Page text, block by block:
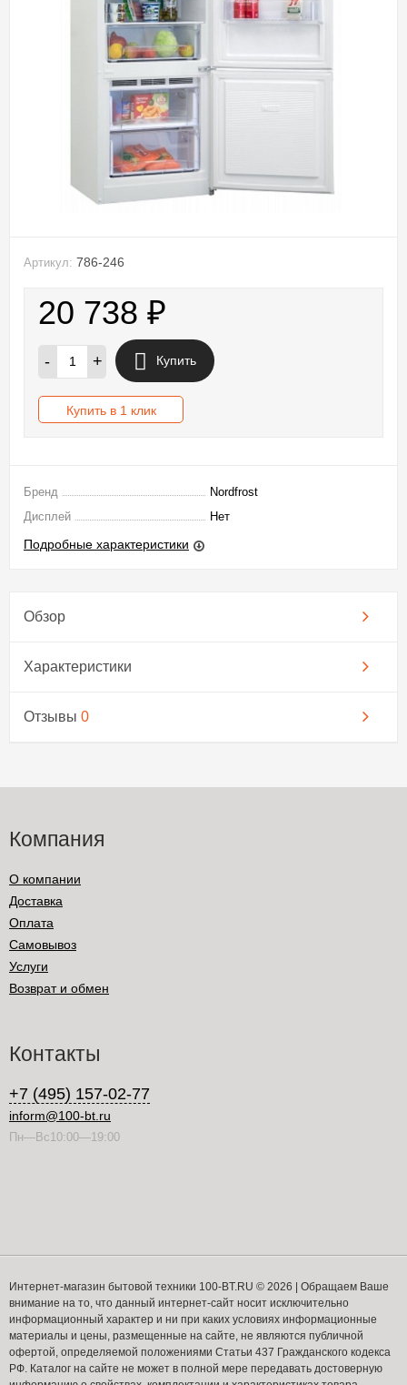
Артикул: 786-246
20 738 ₽
- + Купить
Купить в 1 клик
Бренд
Nordfrost
Дисплей
Нет
Подробные характеристики
Обзор
Характеристики
Отзывы 0
Компания
О компании
Доставка
Оплата
Самовывоз
Услуги
Возврат и обмен
Контакты
+7 (495) 157-02-77
inform@100-bt.ru
Пн—Вс10:00—19:00
Интернет-магазин бытовой техники 100-BT.RU © 2026 | Обращаем Ваше
внимание на то, что данный интернет-сайт носит исключительно
информационный характер и ни при каких условиях информационные
материалы и цены, размещенные на сайте, не являются публичной
офертой, определяемой положениями Статьи 437 Гражданского кодекса
РФ. Каталог на сайте не может в полной мере передавать достоверную